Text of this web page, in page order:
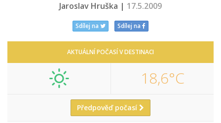
Jaroslav Hruška | 17.5.2009
Sdílej na Sdílej na
AKTUÁLNÍ POČASÍ V DESTINACI
18,6°C
Předpověď počasí